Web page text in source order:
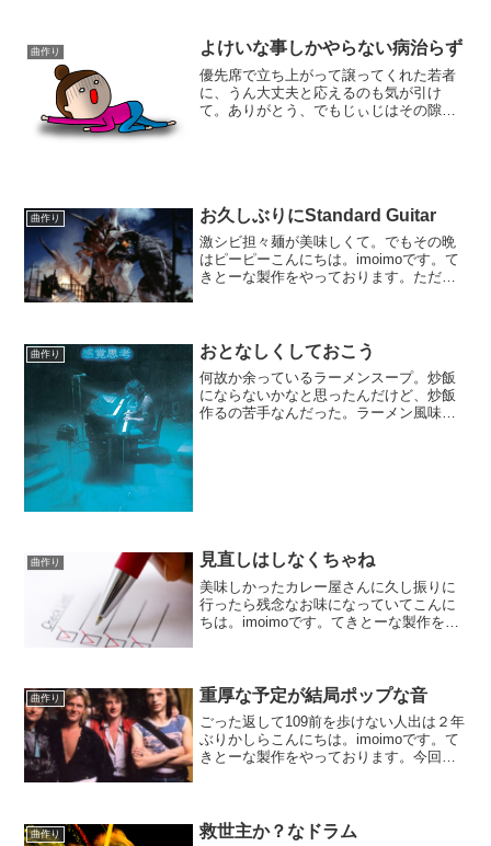
曲作り よけいな事しかやらない病治らず
優先席で立ち上がって譲ってくれた若者
に、うん大丈夫と応えるのも気が引け
て。ありがとう、でもじぃじはその隙間
曲作り お久しぶりにStandard Guitar
激シビ担々麺が美味しくて。でもその晩
はピーピーこんにちは。imoimoです。て
きとーな製作をやっております。ただい
月もかかってしま...
曲作り おとなしくしておこう
何故か余っているラーメンスープ。炒飯
にならないかなと思ったんだけど、炒飯
作るの苦手なんだった。ラーメン風味の
曲作り 見直しはしなくちゃね
美味しかったカレー屋さんに久し振りに
行ったら残念なお味になっていてこんに
ちは。imoimoです。てきとーな製作をや
すが。日頃ギターのト...
曲作り 重厚な予定が結局ポップな音
ごった返して109前を歩けない人出は２年
ぶりかしらこんにちは。imoimoです。て
きとーな製作をやっております。今回は
ます。どうに...
曲作り 救世主か？なドラム